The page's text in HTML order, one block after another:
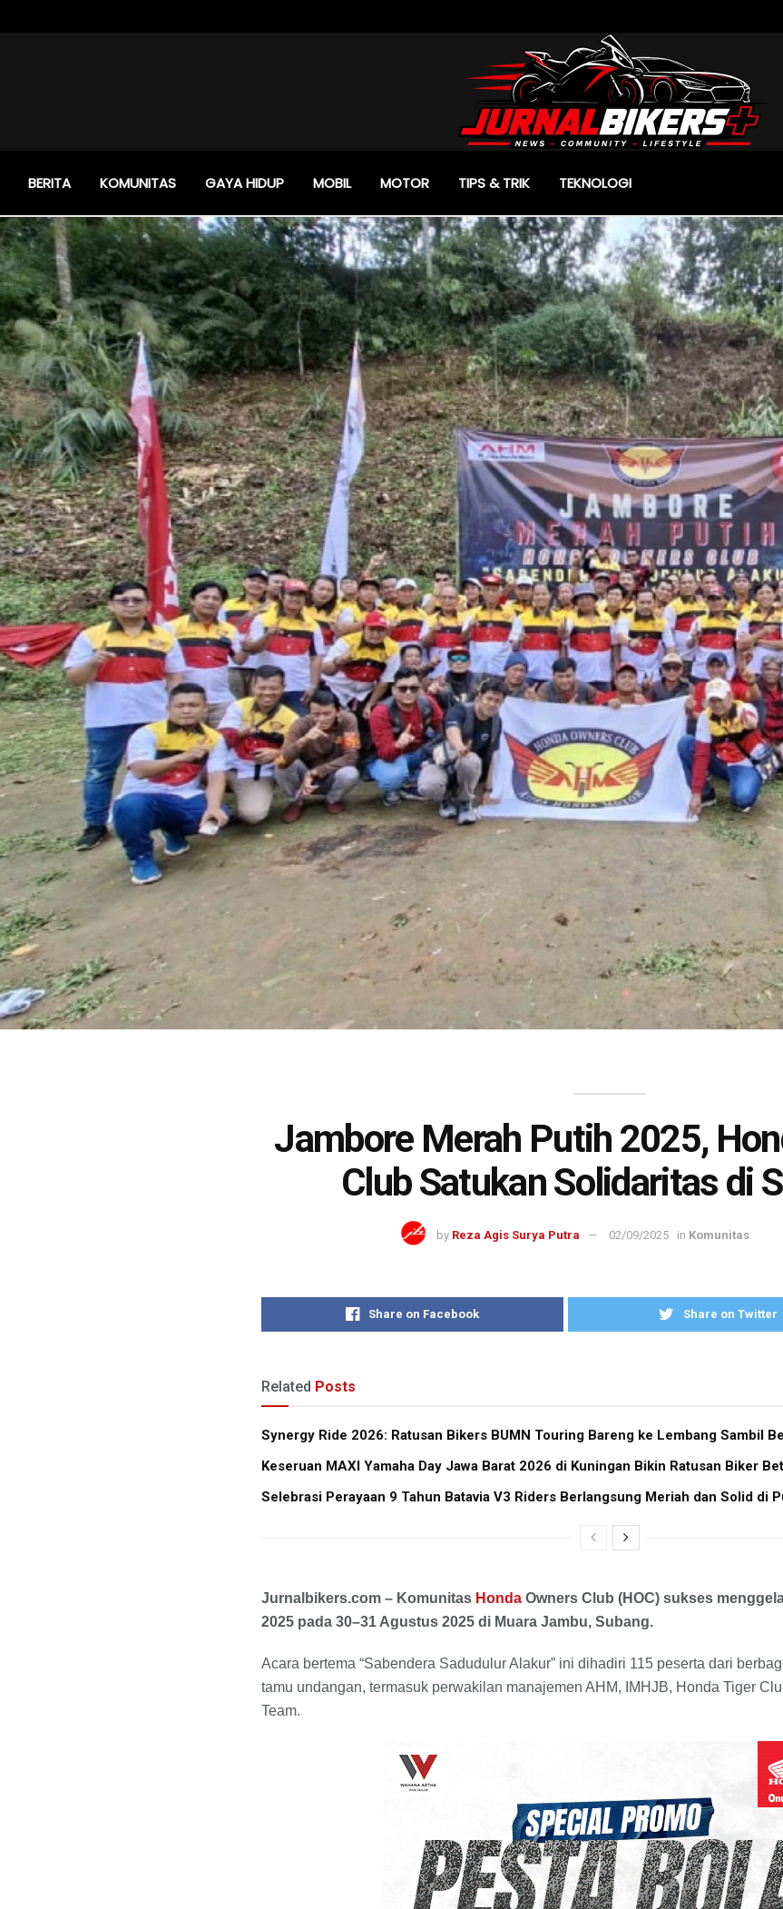
BERITA KOMUNITAS GAYA HIDUP MOBIL MOTOR TIPS & TRIK TEKNOLOGI
Jambore Merah Putih 2025,
Club Satukan Solidaritas di
by Reza Agis Surya Putra 02/09/2025 in Komunitas
Share on Facebook Share on Twitter
Related Posts
Synergy Ride 2026: Ratusan Bikers BUMN Touring Bareng ke Lembang Sambil
Keseruan MAXI Yamaha Day Jawa Barat 2026 di Kuningan Bikin Ratusan Biker
Selebrasi Perayaan 9 Tahun Batavia V3 Riders Berlangsung Meriah dan Solid di
Jurnalbikers.com – Komunitas Honda Owners Club (HOC) sukses
2025 pada 30–31 Agustus 2025 di Muara Jambu, Subang.
Acara bertema “Sabendera Sadudulur Alakur” ini dihadiri 115 peserta dari
tamu undangan, termasuk perwakilan manajemen AHM, IMHJB, Honda Tiger
Team.